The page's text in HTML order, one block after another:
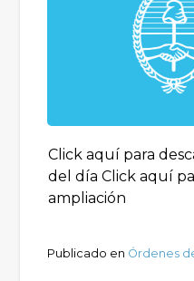
Click aquí para
del día Click aquí
ampliación
Publicado en Órdenes